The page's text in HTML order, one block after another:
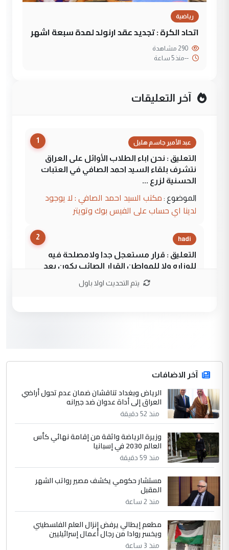
رياضية
اتحاد الكرة : تجديد عقد ارنولد لمدة سبعة اشهر
--منذ 5 ساعة
آخر التعليقات
1 عبد الأمير جاسم هليل
التعليق : نحن اباء الطلاب الأوائل على العراق
نتشرف بلقاء السيد احمد الصافي في العتبات
الحسنية لزرع ...
الموضوع : مكتب السيد احمد الصافي : لا يوجود
لدينا اي حساب على الفيس بوك وتويتر
2 hadi
التعليق : قرار مستعجل جدا ولامصلحة فيه
للوزاره ولا للمواطن القرار الصائب يكون بعد
جنسية الرافد الثالث للعراق ومن اصول عريقة
ابا فرات ...
الموضوع :
الجواهري يرد على صدام حسين سل
مضجعيك يابن الزنا (نص كامل)
سردار
التعليق : واحد من عصابة علي ماما يسقط
جنسية الرافد الثالث للعراق ومن اصول عريقة
ابا فرات ...
الموضوع :
الجواهري يرد على صدام حسين سل
مضجعيك يابن الزنا (نص كامل)
5 حيدر عاشور
التعليق : تحياتي لك استاذ حامدتركان. كلام
يتم التحديث اولا باول
آخر الاضافات
الرياض وبغداد تناقشان ضمان عدم تحول أراضي
العراق إلى أداة عدوان ضد جيرانه
منذ 52 دقيقة
وزيرة الرياضة واثقة من إقامة نهائي كأس
العالم 2030 في إسبانيا
منذ 59 دقيقة
مستشار حكومي يكشف مصير رواتب الشهر
المقبل
منذ 2 ساعة
مطعم إيطالي يرفض إنزال العلم الفلسطيني
ويخسر روادا من رجال أعمال إسرائيليين
منذ 3 ساعة